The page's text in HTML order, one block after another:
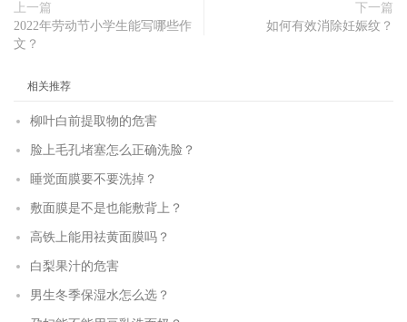
上一篇
2022年劳动节小学生能写哪些作
文？
下一篇
如何有效消除妊娠纹？
相关推荐
柳叶白前提取物的危害
脸上毛孔堵塞怎么正确洗脸？
睡觉面膜要不要洗掉？
敷面膜是不是也能敷背上？
高铁上能用祛黄面膜吗？
白梨果汁的危害
男生冬季保湿水怎么选？